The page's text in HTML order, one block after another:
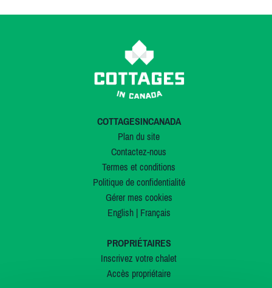
COTTAGESINCANADA
Plan du site
Contactez-nous
Termes et conditions
Politique de confidentialité
Gérer mes cookies
English| Français
PROPRIÉTAIRES
Inscrivez votre chalet
Accès propriétaire